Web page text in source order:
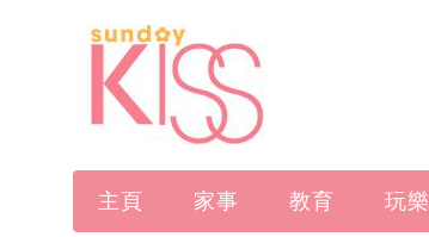
主頁 家事 教育 玩樂